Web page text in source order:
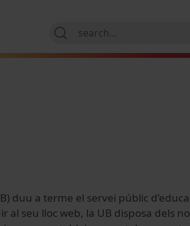
duu a terme el servei públic
al seu lloc web, la UB disposa dels